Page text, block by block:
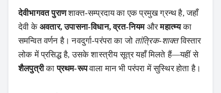
देवीभागवत पुराणशाक्त‑सम्प्रदाय का एक प्रमुख ग्रन्थ है, जहाँ
देवी के अवतार, उपासना‑विधान, व्रत‑नियमऔरमहात्म्यका
समन्वित वर्णन है। नवदुर्गा‑परंपरा का जो तांत्रिक‑शाक्तविस्तार
लोक में प्रसिद्ध है, उसके शास्त्रीय सूत्र यहाँ मिलते हैं—यहीं से
शैलपुत्रीकाप्रथम‑रूपवाला मान भी परंपरा में सुस्थिर होता है।